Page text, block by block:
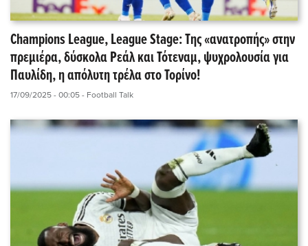
Champions League, League Stage: Της «ανατροπής» στην
πρεμιέρα, δύσκολα Ρεάλ και Τότεναμ, ψυχρολουσία για
Παυλίδη, η απόλυτη τρέλα στο Τορίνο!
17/09/2025 - 00:05 - Football Talk